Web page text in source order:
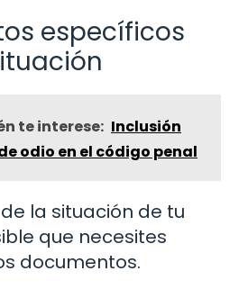
específicos
te interese: Inclusión
odio en el código penal
la situación de tu
que necesites
documentos.